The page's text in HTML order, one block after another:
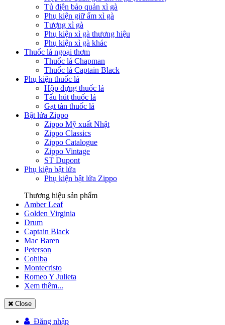
Tủ điện bảo quản xì gà
Phụ kiện giữ ẩm xì gà
Tượng xì gà
Phụ kiện xì gà thương hiệu
Phụ kiện xì gà khác
Thuốc lá ngoại thơm
Thuốc lá Chapman
Thuốc lá Captain Black
Phụ kiện thuốc lá
Hộp đựng thuốc lá
Tẩu hút thuốc lá
Gạt tàn thuốc lá
Bật lửa Zippo
Zippo Mỹ xuất Nhật
Zippo Classics
Zippo Catalogue
Zippo Vintage
ST Dupont
Phụ kiện bật lửa
Phụ kiện bật lửa Zippo
Thương hiệu sản phẩm
Amber Leaf
Golden Virginia
Drum
Captain Black
Mac Baren
Peterson
Cohiba
Montecristo
Romeo Y Julieta
Xem thêm...
Close
Đăng nhập